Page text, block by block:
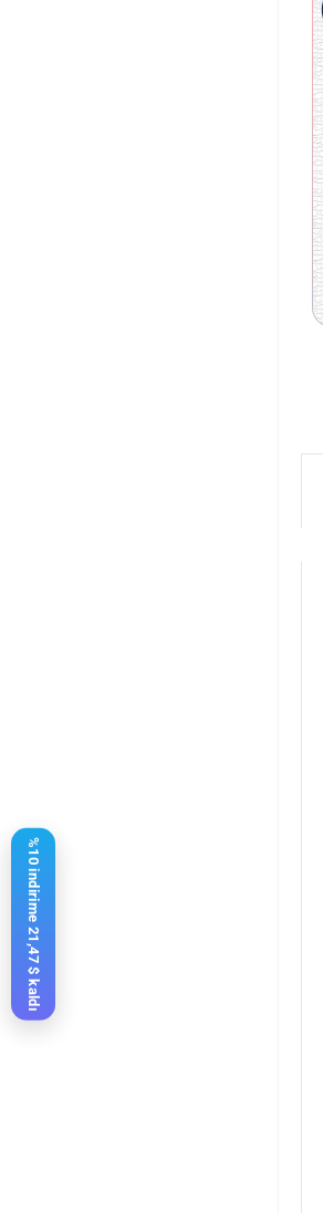
%10 indirime 21,47 $ kaldı